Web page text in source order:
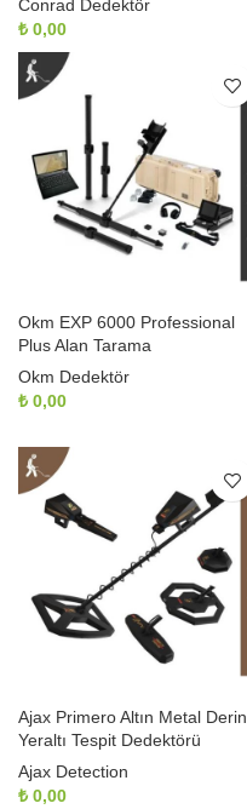
Conrad Dedektör
₺ 0,00
Okm EXP 6000 Professional
Plus Alan Tarama
Okm Dedektör
₺ 0,00
Ajax Primero Altın Metal Derin
Yeraltı Tespit Dedektörü
Ajax Detection
₺ 0,00